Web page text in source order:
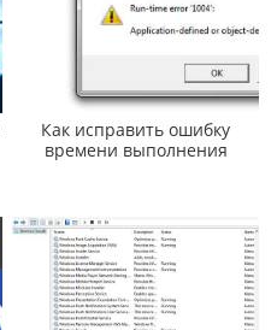
Как исправить ошибку
времени выполнения